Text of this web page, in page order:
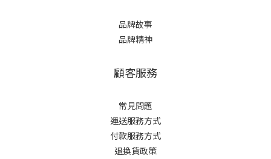
品牌故事
品牌精神
顧客服務
常見問題
運送服務方式
付款服務方式
退換貨政策